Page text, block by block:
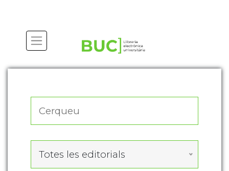
Totes les editorials